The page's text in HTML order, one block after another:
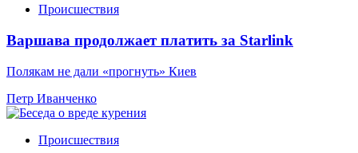
Происшествия
Варшава продолжает платить за Starlink
Полякам не дали «прогнуть» Киев
Петр Иванченко
Происшествия